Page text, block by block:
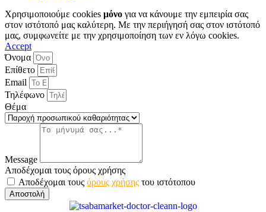
Χρησιμοποιούμε cookies μόνο για να κάνουμε την εμπειρία σας
στον ιστότοπό μας καλύτερη. Με την περιήγησή σας στον ιστότοπό
μας, συμφωνείτε με την χρησιμοποίηση των εν λόγω cookies.
Accept
Όνομα
Επίθετο
Email
Τηλέφωνο
Θέμα
Message
Αποδέχομαι τους όρους χρήσης
Αποδέχομαι τους όρους χρήσης του ιστότοπου
Αποστολή